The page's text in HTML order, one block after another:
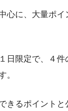
心に、大量ポ
日限定で、４件
。
きるポイント